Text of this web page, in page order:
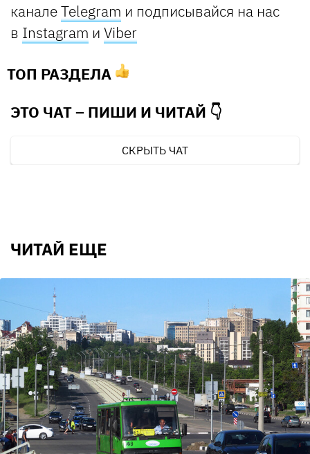
каналеTelegram и подписывайся на нас
в Instagram и Viber
ТОП РАЗДЕЛА
ЭТО ЧАТ – ПИШИ И ЧИТАЙ 👇
СКРЫТЬ ЧАТ
ЧИТАЙ ЕЩЕ